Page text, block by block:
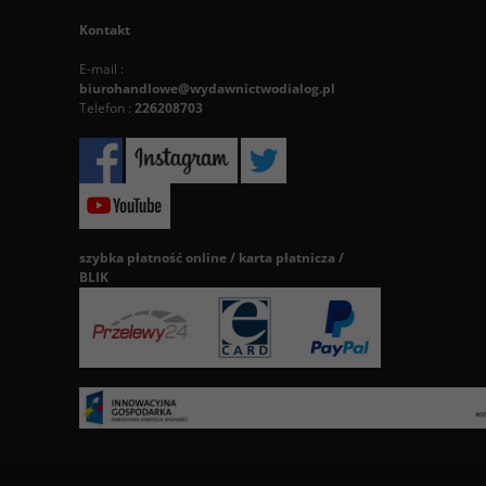
Kontakt
E-mail :
biurohandlowe@wydawnictwodialog.pl
Telefon : 226208703
szybka płatność online / karta płatnicza /
BLIK